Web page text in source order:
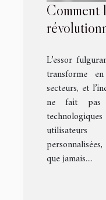
Comment
L’essor
transforme
secteurs, et
ne fait pas
utilisateurs
que jamais....